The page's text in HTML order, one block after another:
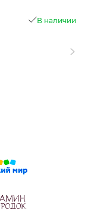
В наличии